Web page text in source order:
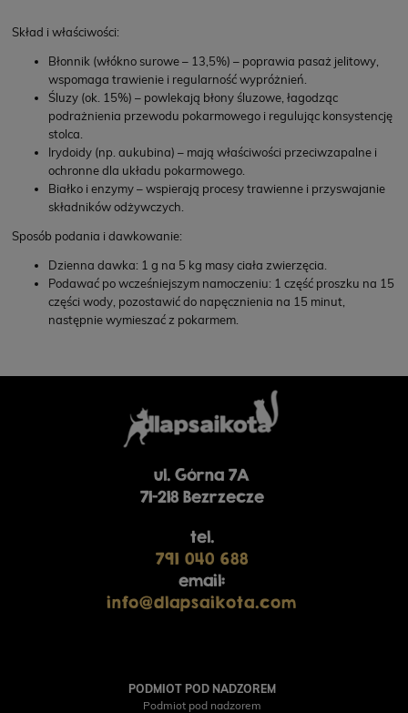
Skład i właściwości:
Błonnik (włókno surowe – 13,5%) – poprawia pasaż jelitowy,
wspomaga trawienie i regularność wypróżnień.
Śluzy (ok. 15%) – powlekają błony śluzowe, łagodząc
podrażnienia przewodu pokarmowego i regulując konsystencję
stolca.
Irydoidy (np. aukubina) – mają właściwości przeciwzapalne i
ochronne dla układu pokarmowego.
Białko i enzymy – wspierają procesy trawienne i przyswajanie
składników odżywczych.
Sposób podania i dawkowanie:
Dzienna dawka: 1 g na 5 kg masy ciała zwierzęcia.
Podawać po wcześniejszym namoczeniu: 1 część proszku na 15
części wody, pozostawić do napęcznienia na 15 minut,
następnie wymieszać z pokarmem.
ul. Górna 7A
71-218 Bezrzecze
tel.
791 040 688
email:
info@dlapsaikota.com
PODMIOT POD NADZOREM
Podmiot pod nadzorem